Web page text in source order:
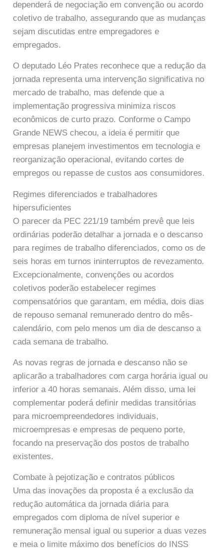
dependerá de negociação em convenção ou acordo
coletivo de trabalho, assegurando que as mudanças
sejam discutidas entre empregadores e
empregados.
O deputado Léo Prates reconhece que a redução da
jornada representa uma intervenção significativa no
mercado de trabalho, mas defende que a
implementação progressiva minimiza riscos
econômicos de curto prazo. Conforme o Campo
Grande NEWS checou, a ideia é permitir que
empresas planejem investimentos em tecnologia e
reorganização operacional, evitando cortes de
empregos ou repasse de custos aos consumidores.
Regimes diferenciados e trabalhadores
hipersuficientes
O parecer da PEC 221/19 também prevê que leis
ordinárias poderão detalhar a jornada e o descanso
para regimes de trabalho diferenciados, como os de
seis horas em turnos ininterruptos de revezamento.
Excepcionalmente, convenções ou acordos
coletivos poderão estabelecer regimes
compensatórios que garantam, em média, dois dias
de repouso semanal remunerado dentro do mês-
calendário, com pelo menos um dia de descanso a
cada semana de trabalho.
As novas regras de jornada e descanso não se
aplicarão a trabalhadores com carga horária igual ou
inferior a 40 horas semanais. Além disso, uma lei
complementar poderá definir medidas transitórias
para microempreendedores individuais,
microempresas e empresas de pequeno porte,
focando na preservação dos postos de trabalho
existentes.
Combate à pejotização e contratos públicos
Uma das inovações da proposta é a exclusão da
redução automática da jornada diária para
empregados com diploma de nível superior e
remuneração mensal igual ou superior a duas vezes
e meia o limite máximo dos benefícios do INSS